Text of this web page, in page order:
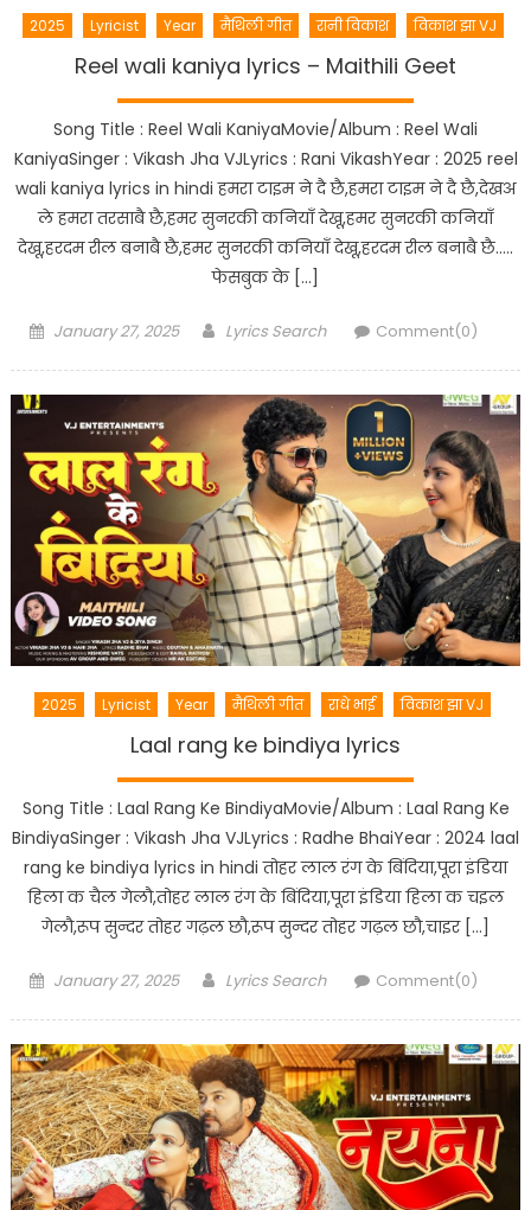
2025 Lyricist Year मैथिली गीत रानी विकाश विकाश झा VJ
Reel wali kaniya lyrics – Maithili Geet
Song Title : Reel Wali KaniyaMovie/Album : Reel Wali
KaniyaSinger : Vikash Jha VJLyrics : Rani VikashYear : 2025 reel
wali kaniya lyrics in hindi हमरा टाइम ने दै छै,हमरा टाइम ने दै छै,देखअ
ले हमरा तरसाबै छै,हमर सुनरकी कनियाँ देखू,हमर सुनरकी कनियाँ
देखू,हरदम रील बनाबै छै,हमर सुनरकी कनियाँ देखू,हरदम रील बनाबै छै…..
फेसबुक के […]
Posted
January 27, 2025 Author
Lyrics Search Comment(0)
2025 Lyricist Year मैथिली गीत राधे भाई विकाश झा VJ
Laal rang ke bindiya lyrics
Song Title : Laal Rang Ke BindiyaMovie/Album : Laal Rang Ke
BindiyaSinger : Vikash Jha VJLyrics : Radhe BhaiYear : 2024 laal
rang ke bindiya lyrics in hindi तोहर लाल रंग के बिंदिया,पूरा इंडिया
हिला क चैल गेलौ,तोहर लाल रंग के बिंदिया,पूरा इंडिया हिला क चइल
गेलौ,रूप सुन्दर तोहर गढ़ल छौ,रूप सुन्दर तोहर गढ़ल छौ,चाइर […]
Posted
January 27, 2025 Author
Lyrics Search Comment(0)